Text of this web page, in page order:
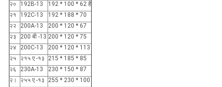
२०
192B-13
192 * 100 * 62 है
२१
192C-13
192 * 188 * 70
२२
200A-13
200 * 120 * 67
२३
200 बी -13 200 * 120 * 75
२४
200C-13
200 * 120 * 113
२५
२१५ ए -१३
215 * 185 * 85
२६
230A-13
230 * 150 * 87
२।
२५५ ए -१३
255 * 230 * 100